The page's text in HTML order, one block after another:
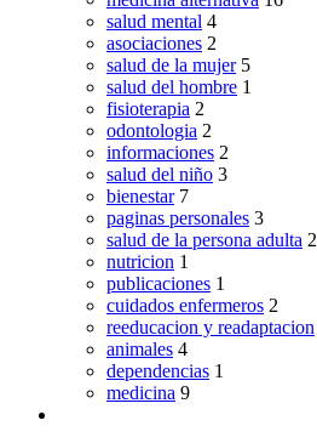
salud mental 4
asociaciones 2
salud de la mujer 5
salud del hombre 1
fisioterapia 2
odontologia 2
informaciones 2
salud del niño 3
bienestar 7
paginas personales 3
salud de la persona adulta 2
nutricion 1
publicaciones 1
cuidados enfermeros 2
reeducacion y readaptacion
animales 4
dependencias 1
medicina 9